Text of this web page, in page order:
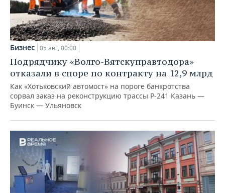
Бизнес 05 авг, 00:00
Подрядчику «Волго-Вятскуправтодора»
отказали в споре по контракту на 12,9 млрд
Как «Хотьковский автомост» на пороге банкротства
сорвал заказ на реконструкцию трассы Р‑241 Казань —
Буинск — Ульяновск